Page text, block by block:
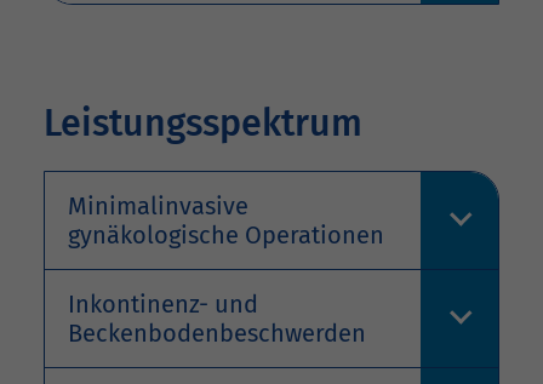
Leistungsspektrum
Minimalinvasive
gynäkologische Operationen
Inkontinenz- und
Beckenbodenbeschwerden